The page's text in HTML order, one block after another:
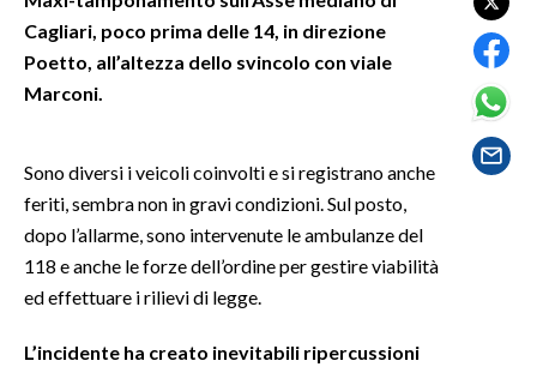
SPETTACOLI
SALUTE
SARDEGNA TURISMO
EVENTI
Cagliari, poco prima delle 14, in direzione
Poetto, all’altezza dello svincolo con viale
Marconi.
Sono diversi i veicoli coinvolti e si registrano anche
feriti, sembra non in gravi condizioni. Sul posto,
dopo l’allarme, sono intervenute le ambulanze del
118 e anche le forze dell’ordine per gestire viabilità
ed effettuare i rilievi di legge.
L’incidente ha creato inevitabili ripercussioni